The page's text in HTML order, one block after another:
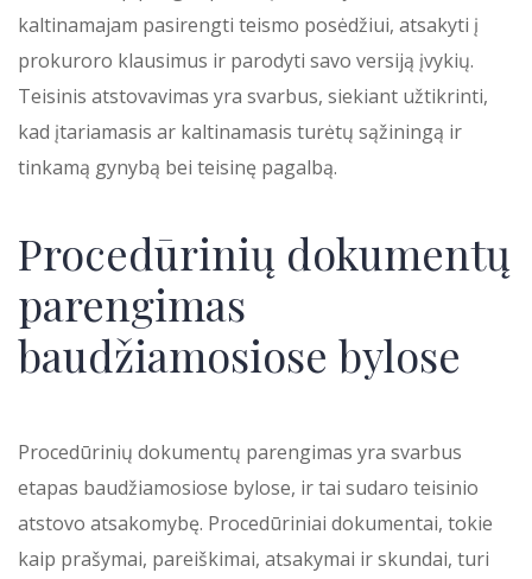
kaltinamajam pasirengti teismo posėdžiui, atsakyti į
prokuroro klausimus ir parodyti savo versiją įvykių.
Teisinis atstovavimas yra svarbus, siekiant užtikrinti,
kad įtariamasis ar kaltinamasis turėtų sąžiningą ir
tinkamą gynybą bei teisinę pagalbą.
Procedūrinių dokumentų
parengimas
baudžiamosiose bylose
Procedūrinių dokumentų parengimas yra svarbus
etapas baudžiamosiose bylose, ir tai sudaro teisinio
atstovo atsakomybę. Procedūriniai dokumentai, tokie
kaip prašymai, pareiškimai, atsakymai ir skundai, turi